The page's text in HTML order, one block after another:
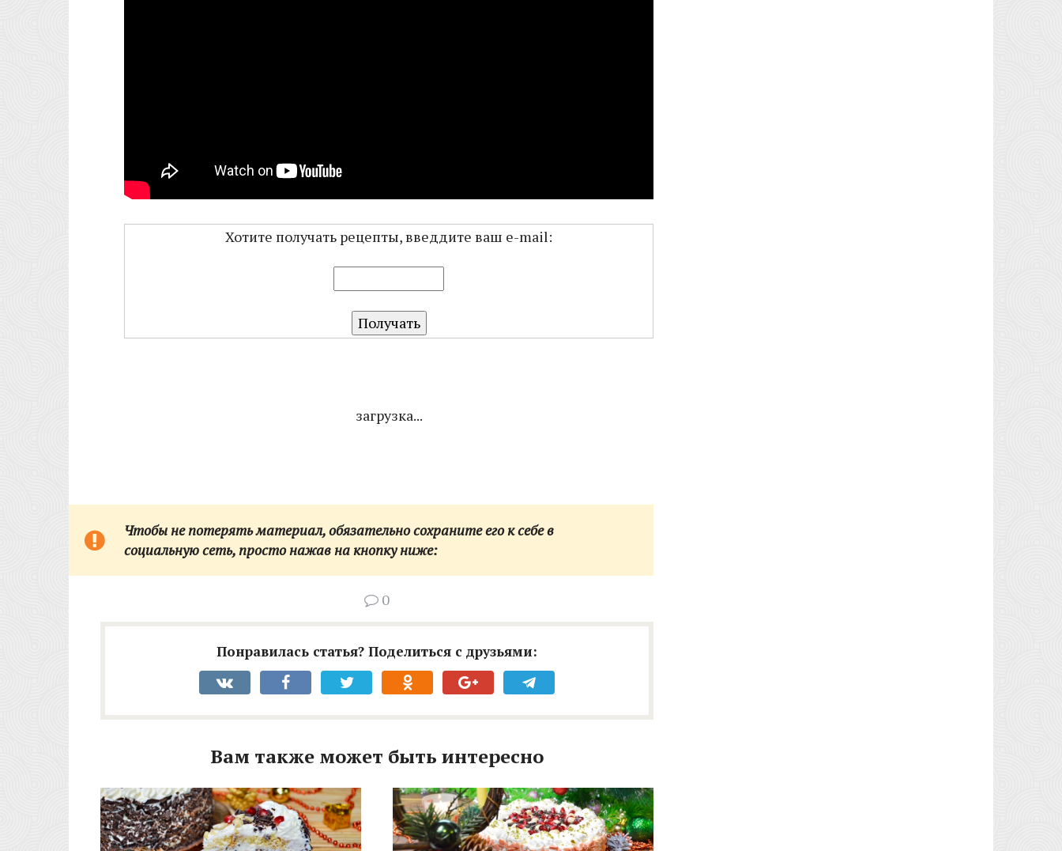
Хотите получать рецепты, введдите ваш e-mail:
загрузка...
Чтобы не потерять материал, обязательно сохраните его к себе в
социальную сеть,просто нажав на кнопку ниже:
0
Понравилась статья? Поделиться с друзьями:
Вам также может быть интересно